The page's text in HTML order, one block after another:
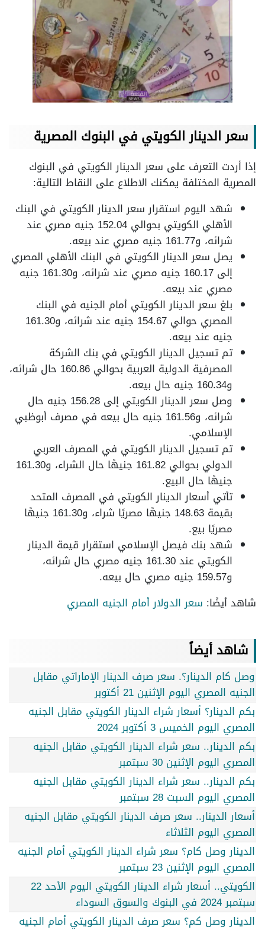
سعر الدينار الكويتي في البنوك المصرية
إذا أردت التعرف على سعر الدينار الكويتي في البنوك
المصرية المختلفة يمكنك الاطلاع على النقاط التالية:
شهد اليوم استقرار سعر الدينار الكويتي في البنك
الأهلي الكويتي بحوالي 152.04 جنيه مصري عند
شرائه، و161.77 جنيه مصري عند بيعه.
يصل سعر الدينار الكويتي في البنك الأهلي المصري
إلى 160.17 جنيه مصري عند شرائه، و161.30 جنيه
مصري عند بيعه.
بلغ سعر الدينار الكويتي أمام الجنيه في البنك
المصري حوالي 154.67 جنيه عند شرائه، و161.30
جنيه عند بيعه.
تم تسجيل الدينار الكويتي في بنك الشركة
المصرفية الدولية العربية بحوالي 160.86 حال شرائه،
و160.34 جنيه حال بيعه.
وصل سعر الدينار الكويتي إلى 156.28 جنيه حال
شرائه، و161.56 جنيه حال بيعه في مصرف أبوظبي
الإسلامي.
تم تسجيل الدينار الكويتي في المصرف العربي
الدولي بحوالي 161.82 جنيهًا حال الشراء، و161.30
جنيهًا حال البيع.
تأتي أسعار الدينار الكويتي في المصرف المتحد
بقيمة 148.63 جنيهًا مصريًا شراء، و161.30 جنيهًا
مصريًا بيع.
شهد بنك فيصل الإسلامي استقرار قيمة الدينار
الكويتي عند 161.30 جنيه مصري حال شرائه،
و159.57 جنيه مصري حال بيعه.
شاهد أيضًا: سعر الدولار أمام الجنيه المصري
شاهد أيضاً
وصل كام الدينار؟. سعر صرف الدينار الإماراتي مقابل
الجنيه المصري اليوم الإثنين 21 أكتوبر
بكم الدينار؟ أسعار شراء الدينار الكويتي مقابل الجنيه
المصري اليوم الخميس 3 أكتوبر 2024
بكم الدينار.. سعر شراء الدينار الكويتي مقابل الجنيه
المصري اليوم الإثنين 30 سبتمبر
بكم الدينار.. سعر شراء الدينار الكويتي مقابل الجنيه
المصري اليوم السبت 28 سبتمبر
أسعار الدينار.. سعر صرف الدينار الكويتي مقابل الجنيه
المصري اليوم الثلاثاء
الدينار وصل كام؟ سعر شراء الدينار الكويتي أمام الجنيه
المصري اليوم الإثنين 23 سبتمبر
الكويتي.. أسعار شراء الدينار الكويتي اليوم الأحد 22
سبتمبر 2024 في البنوك والسوق السوداء
الدينار وصل كم؟ سعر صرف الدينار الكويتي أمام الجنيه